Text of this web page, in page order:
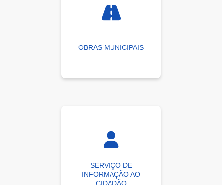
OBRAS MUNICIPAIS
SERVIÇO DE
INFORMAÇÃO AO
CIDADÃO